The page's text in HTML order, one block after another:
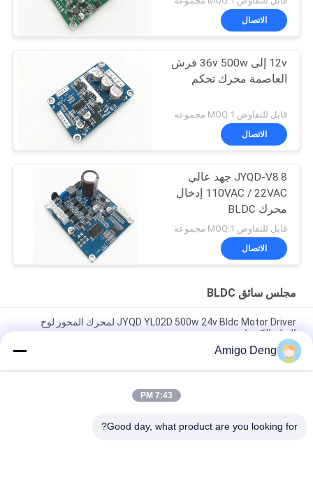
الاتصال
12v إلى 36v 500w فرش
العاصمة محرك تحكم
قابل للتفاوض MOQ:1 مجموعة
الاتصال
JYQD-V8.8 جهد عالي
110VAC / 22VAC إدخال
محرك BLDC
قابل للتفاوض MOQ:1 مجموعة
الاتصال
مجلس سائق BLDC
JYQD YL02D 500w 24v Bldc Motor Driver لمحرك المحور لوح
التزلج الكهربائي
بمحرك تيار مستمر Pwm
Amigo Deng
7:43 PM
Good day, what product are you looking for?